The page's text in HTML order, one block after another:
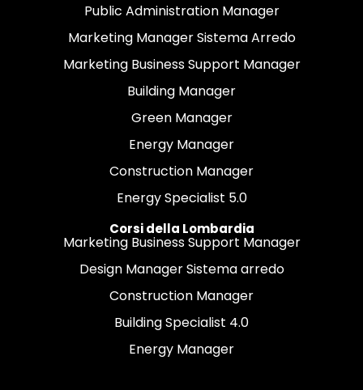
Public Administration Manager
Marketing Manager Sistema Arredo
Marketing Business Support Manager
Building Manager
Green Manager
Energy Manager
Construction Manager
Energy Specialist 5.0
Corsi della Lombardia
Marketing Business Support Manager
Design Manager Sistema arredo
Construction Manager
Building Specialist 4.0
Energy Manager